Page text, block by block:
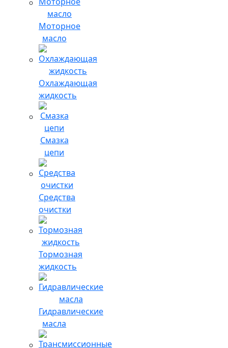
Моторное
масло
Охлаждающая
жидкость
Смазка
цепи
Средства
очистки
Тормозная
жидкость
Гидравлические
масла